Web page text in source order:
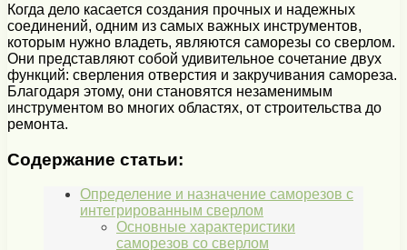
Когда дело касается создания прочных и надежных
соединений, одним из самых важных инструментов,
которым нужно владеть, являются саморезы со сверлом.
Они представляют собой удивительное сочетание двух
функций: сверления отверстия и закручивания самореза.
Благодаря этому, они становятся незаменимым
инструментом во многих областях, от строительства до
ремонта.
Содержание статьи:
Определение и назначение саморезов с
интегрированным сверлом
Основные характеристики
саморезов со сверлом